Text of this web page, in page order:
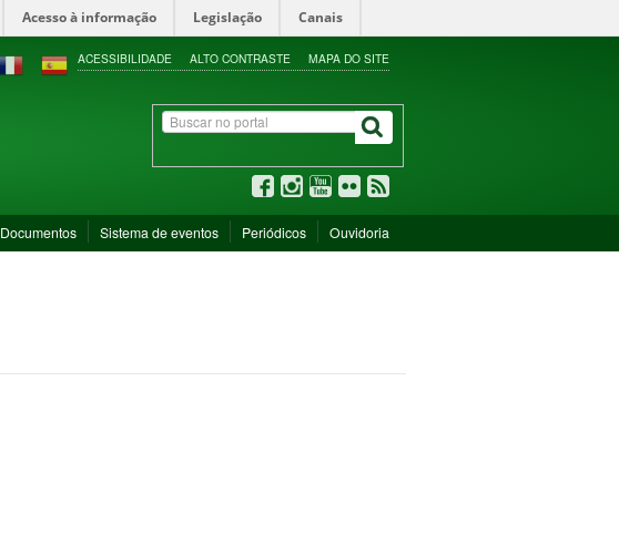
Acesso à informação Legislação Canais
ACESSIBILIDADE ALTO CONTRASTE MAPA DO SITE
Documentos Sistema de eventos Periódicos Ouvidoria